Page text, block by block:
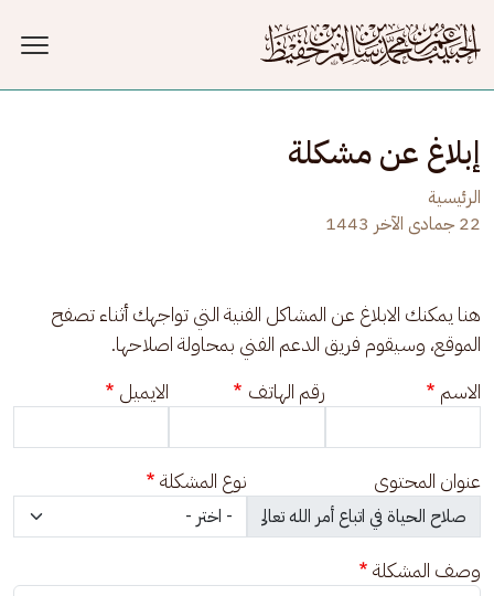
إبلاغ عن مشكلة
الرئيسية
22 جمادى الآخر 1443
هنا يمكنك الابلاغ عن المشاكل الفنية التي تواجهك أثناء تصفح
الموقع، وسيقوم فريق الدعم الفني بمحاولة اصلاحها.
الاسم
رقم الهاتف الايميل
عنوان المحتوى نوع المشكلة
وصف المشكلة